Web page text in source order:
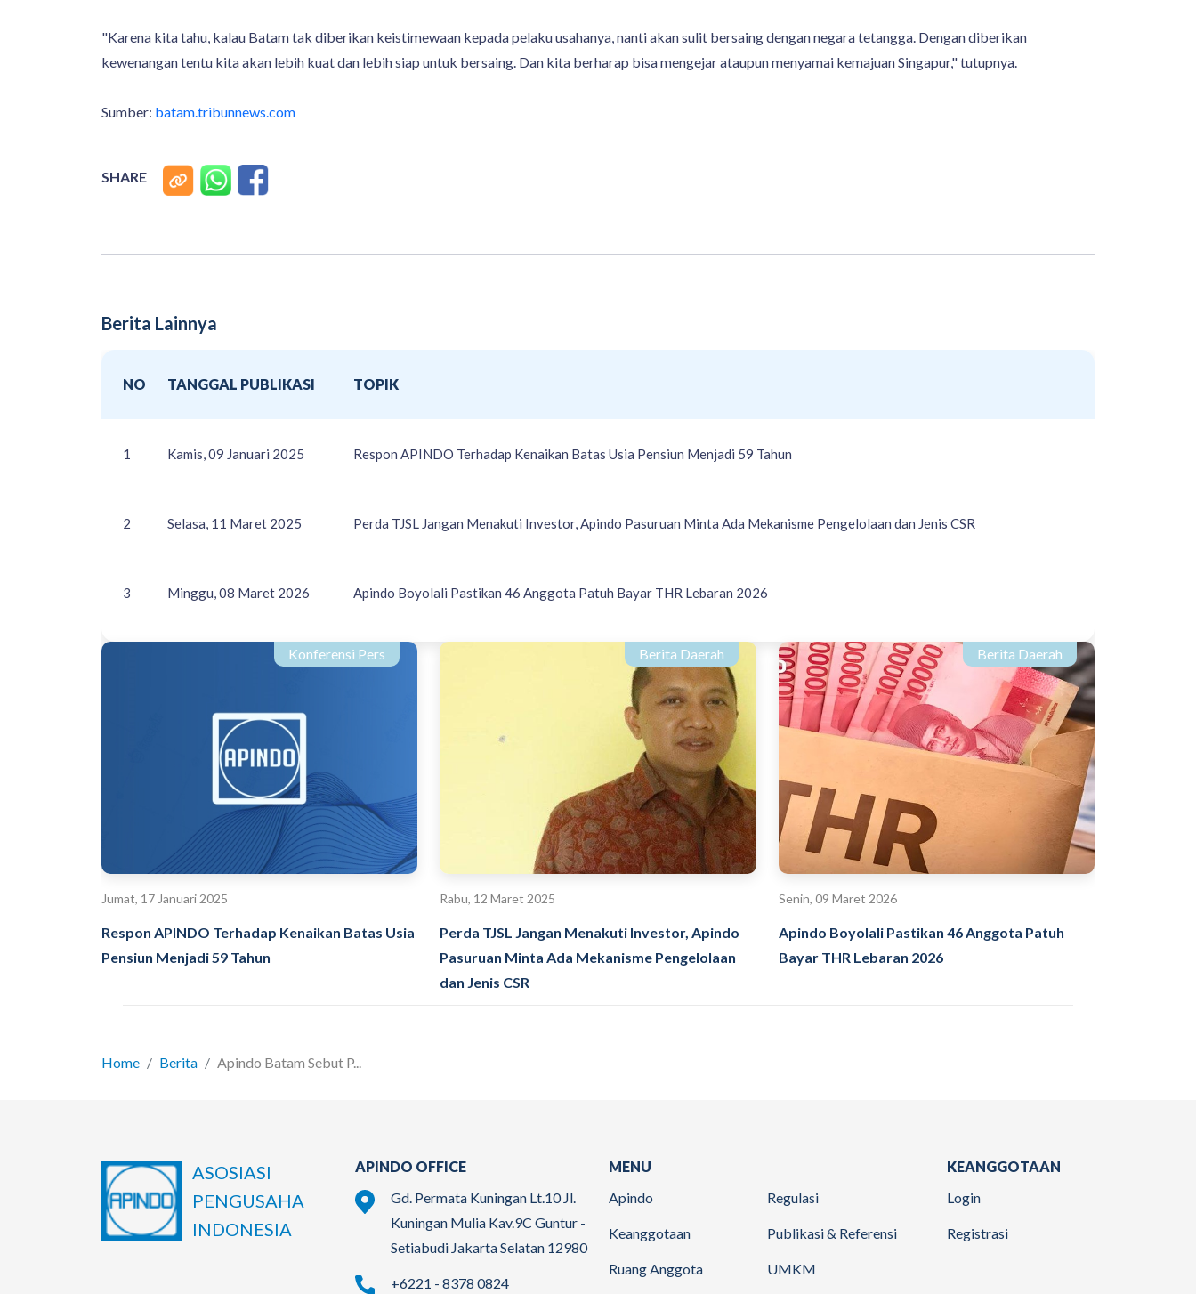
"Karena kita tahu, kalau Batam tak diberikan keistimewaan kepada pelaku usahanya, nanti akan sulit bersaing dengan negara tetangga. Dengan diberikan
kewenangan tentu kita akan lebih kuat dan lebih siap untuk bersaing. Dan kita berharap bisa mengejar ataupun menyamai kemajuan Singapur," tutupnya.
Sumber: batam.tribunnews.com
SHARE
Berita Lainnya
NO TANGGAL PUBLIKASI TOPIK
1 Kamis, 09 Januari 2025 Respon APINDO Terhadap Kenaikan Batas Usia Pensiun Menjadi 59 Tahun
2 Selasa, 11 Maret 2025 Perda TJSL Jangan Menakuti Investor, Apindo Pasuruan Minta Ada Mekanisme Pengelolaan dan Jenis CSR
3 Minggu, 08 Maret 2026 Apindo Boyolali Pastikan 46 Anggota Patuh Bayar THR Lebaran 2026
Konferensi Pers
Jumat, 17 Januari 2025
Respon APINDO Terhadap Kenaikan Batas Usia
Pensiun Menjadi 59 Tahun
Berita Daerah
Rabu, 12 Maret 2025
Perda TJSL Jangan Menakuti Investor, Apindo
Pasuruan Minta Ada Mekanisme Pengelolaan
dan Jenis CSR
Berita Daerah
Senin, 09 Maret 2026
Apindo Boyolali Pastikan 46 Anggota Patuh
Bayar THR Lebaran 2026
Home Berita Apindo Batam Sebut P...
ASOSIASI
PENGUSAHA
INDONESIA
APINDO OFFICE
Gd. Permata Kuningan Lt.10 Jl.
Kuningan Mulia Kav.9C Guntur -
Setiabudi Jakarta Selatan 12980
+6221 - 8378 0824
MENU
Apindo
Keanggotaan
Ruang Anggota
Regulasi
Publikasi & Referensi
UMKM
KEANGGOTAAN
Login
Registrasi